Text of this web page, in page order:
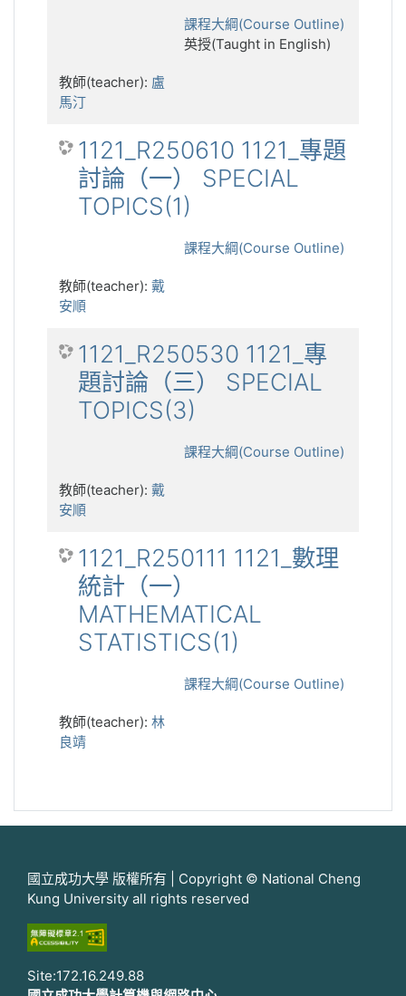
課程大綱(Course Outline)
英授(Taught in English)
教師(teacher): 盧
馬汀
1121_R250610 1121_專題
討論（一） SPECIAL
TOPICS(1)
課程大綱(Course Outline)
教師(teacher): 戴
安順
1121_R250530 1121_專
題討論（三） SPECIAL
TOPICS(3)
課程大綱(Course Outline)
教師(teacher): 戴
安順
1121_R250111 1121_數理
統計（一）
MATHEMATICAL
STATISTICS(1)
課程大綱(Course Outline)
教師(teacher): 林
良靖
國立成功大學 版權所有 | Copyright © National Cheng
Kung University all rights reserved
Site:172.16.249.88